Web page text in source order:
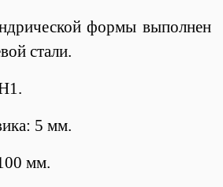
формы выполнен
стали.
5 мм.
мм.